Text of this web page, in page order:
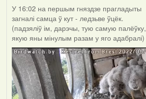
У 16:02 на першым гняздзе прагладыты
загналі самца ў кут - ледзьве ўцёк.
(падзяліў ім, дарэчы, тую самую палёўку,
якую яны мінулым разам у яго адабралі)